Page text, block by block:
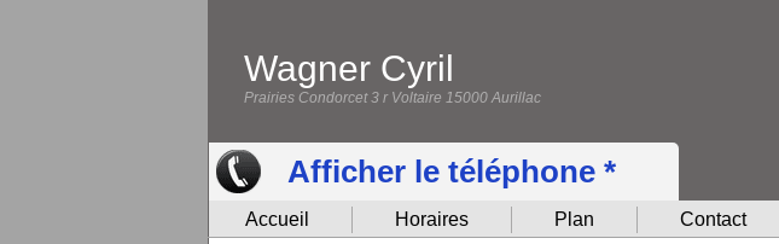
Wagner Cyril
Prairies Condorcet 3 r Voltaire 15000 Aurillac
Afficher le téléphone *
Accueil Horaires Plan Contact